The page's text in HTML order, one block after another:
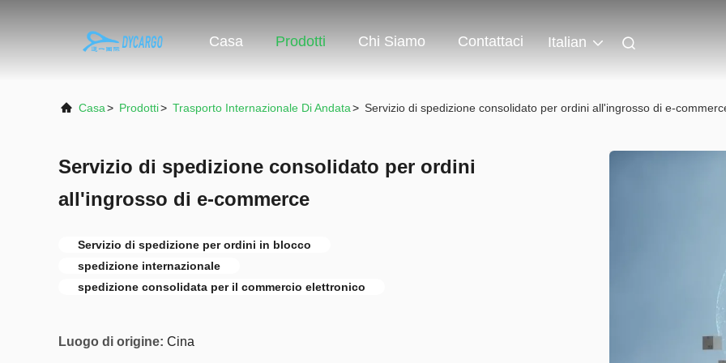
Casa Prodotti Chi Siamo Contattaci Italian
Casa> Prodotti> Trasporto Internazionale Di Andata> Servizio di spedizione consolidato per ordini all'ingrosso di e-
Servizio di spedizione consolidato per ordini
all'ingrosso di e-commerce
Servizio di spedizione per ordini in blocco
spedizione internazionale
spedizione consolidata per il commercio elettronico
Luogo di origine: Cina